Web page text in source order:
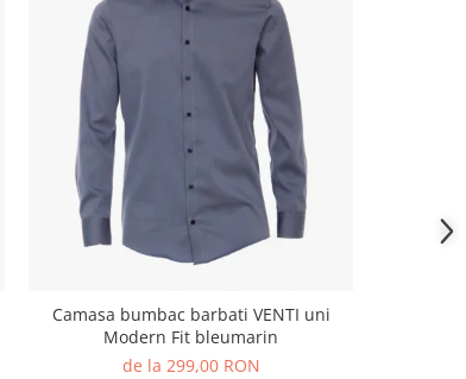
Camasa bumbac barbati VENTI uni
Modern Fit bleumarin
de la 299,00 RON